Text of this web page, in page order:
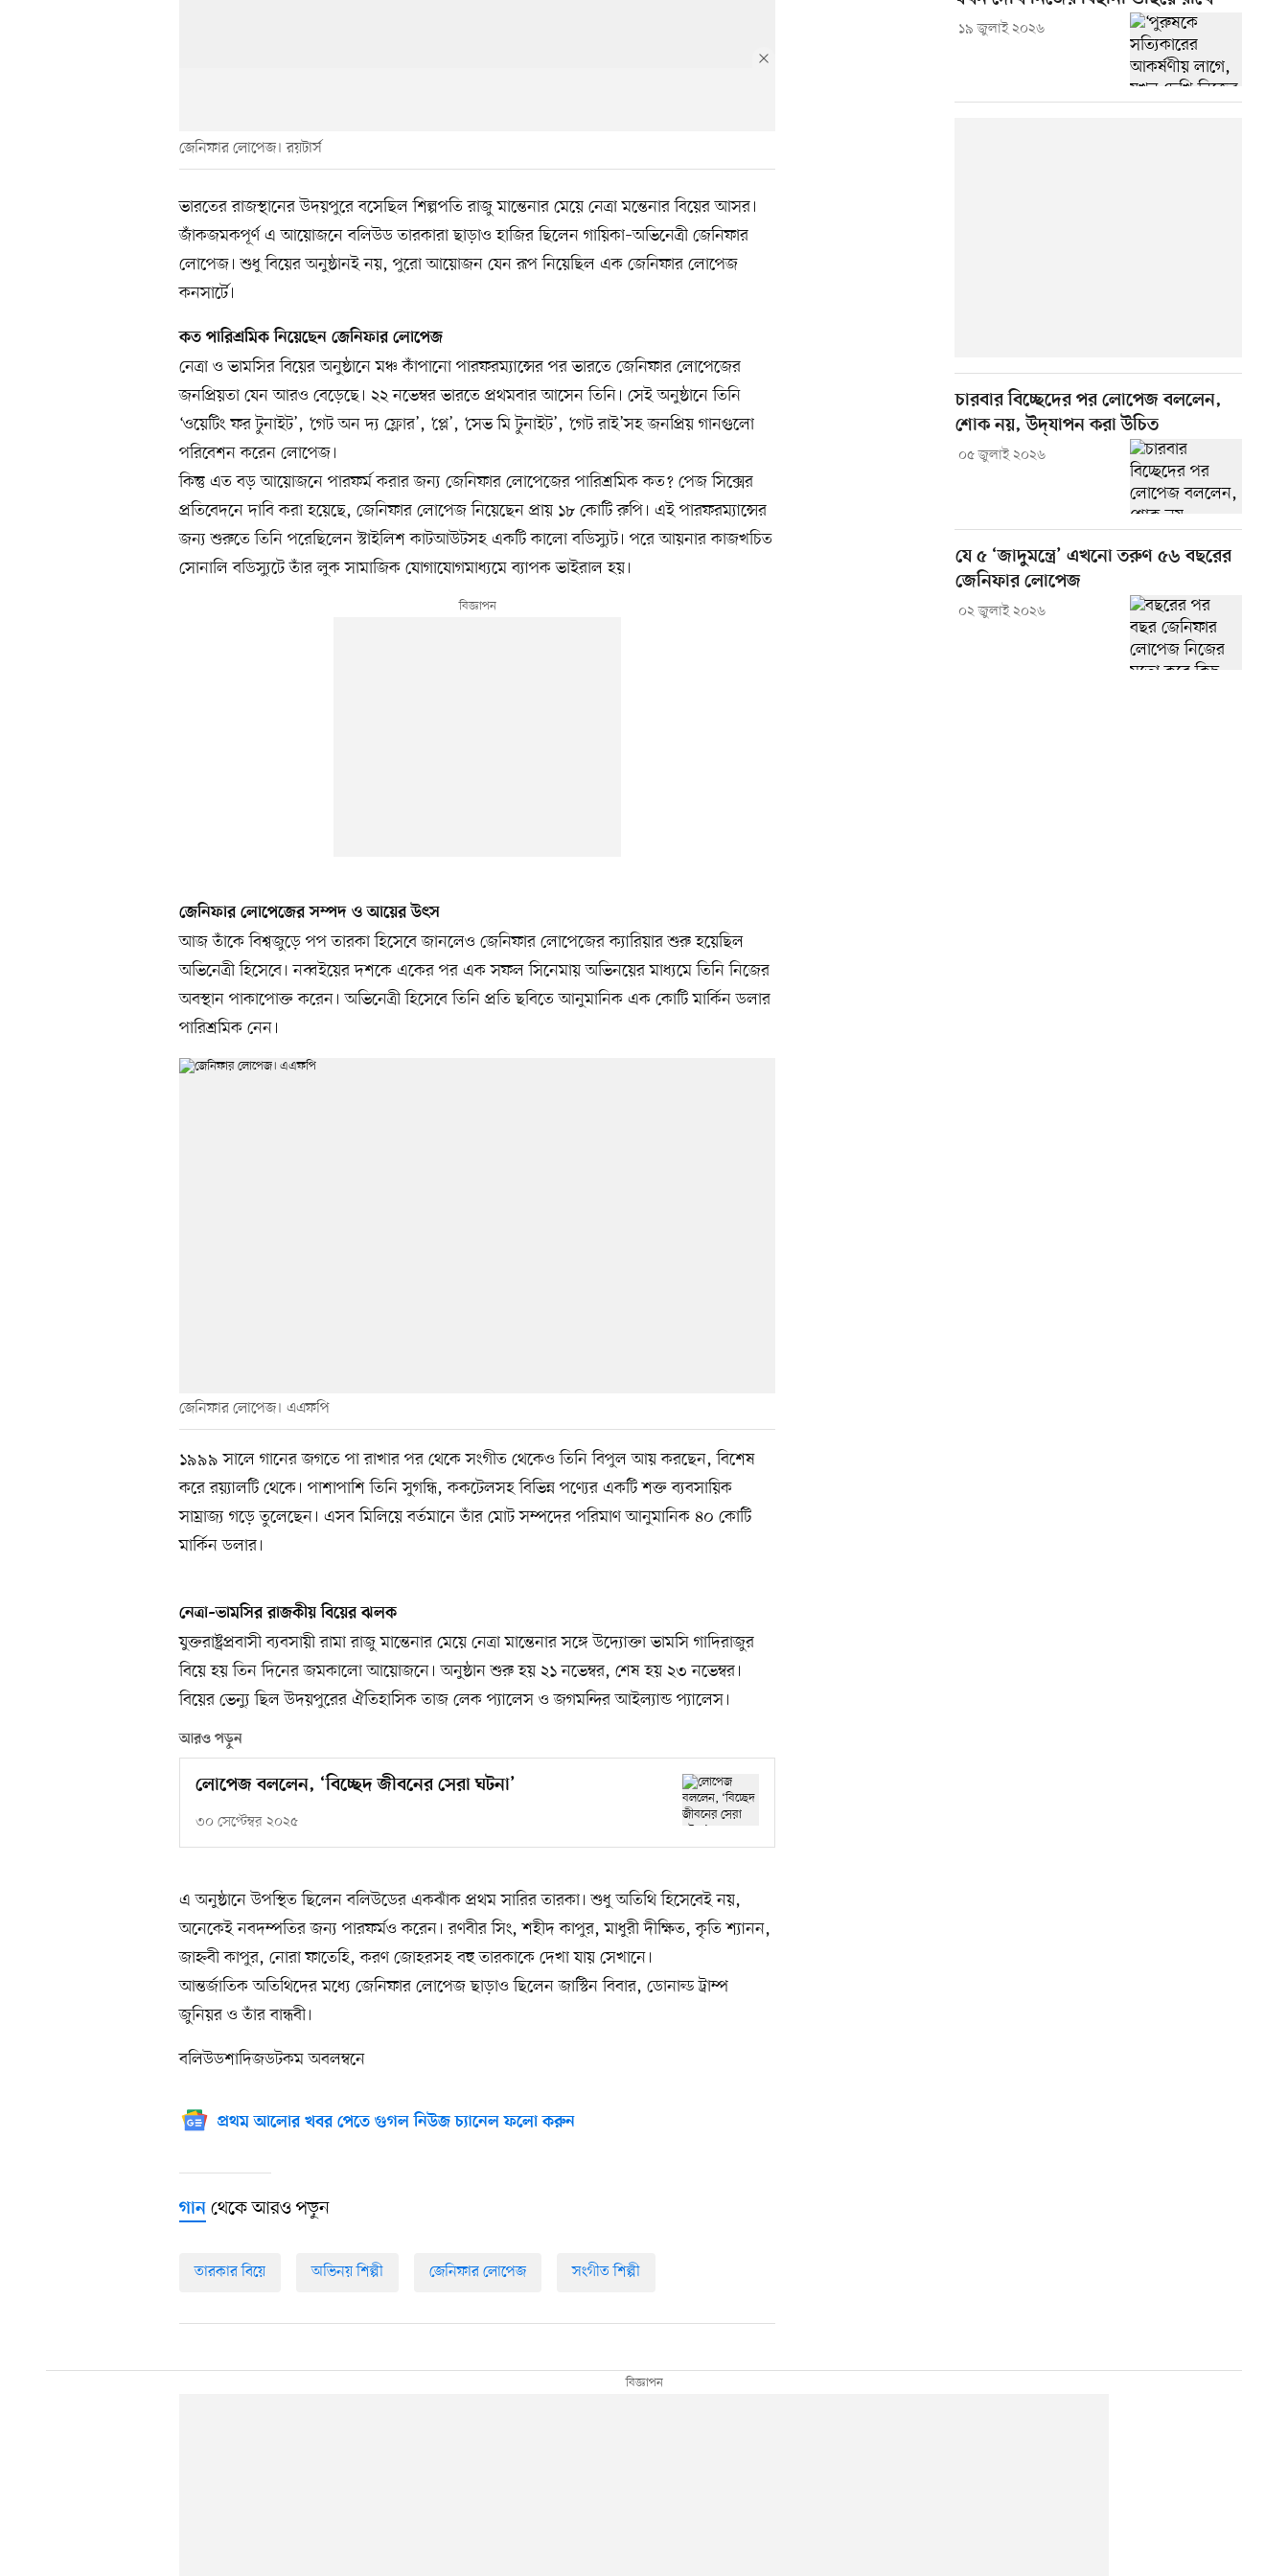
জেনিফার লোপেজ। রয়টার্স
ভারতের রাজস্থানের উদয়পুরে বসেছিল শিল্পপতি রাজু মান্তেনার মেয়ে নেত্রা মন্তেনার বিয়ের আসর।
জাঁকজমকপূর্ণ এ আয়োজনে বলিউড তারকারা ছাড়াও হাজির ছিলেন গায়িকা–অভিনেত্রী জেনিফার
লোপেজ। শুধু বিয়ের অনুষ্ঠানই নয়, পুরো আয়োজন যেন রূপ নিয়েছিল এক জেনিফার লোপেজ
কনসার্টে।
কত পারিশ্রমিক নিয়েছেন জেনিফার লোপেজ
নেত্রা ও ভামসির বিয়ের অনুষ্ঠানে মঞ্চ কাঁপানো পারফরম্যান্সের পর ভারতে জেনিফার লোপেজের
জনপ্রিয়তা যেন আরও বেড়েছে। ২২ নভেম্বর ভারতে প্রথমবার আসেন তিনি। সেই অনুষ্ঠানে তিনি
‘ওয়েটিং ফর টুনাইট’, ‘গেট অন দ্য ফ্লোর’, ‘প্লে’, ‘সেভ মি টুনাইট’, ‘গেট রাই’সহ জনপ্রিয় গানগুলো
পরিবেশন করেন লোপেজ।
কিন্তু এত বড় আয়োজনে পারফর্ম করার জন্য জেনিফার লোপেজের পারিশ্রমিক কত? পেজ সিক্সের
প্রতিবেদনে দাবি করা হয়েছে, জেনিফার লোপেজ নিয়েছেন প্রায় ১৮ কোটি রুপি। এই পারফরম্যান্সের
জন্য শুরুতে তিনি পরেছিলেন স্টাইলিশ কাটআউটসহ একটি কালো বডিস্যুট। পরে আয়নার কাজখচিত
সোনালি বডিস্যুটে তাঁর লুক সামাজিক যোগাযোগমাধ্যমে ব্যাপক ভাইরাল হয়।
জেনিফার লোপেজের সম্পদ ও আয়ের উৎস
আজ তাঁকে বিশ্বজুড়ে পপ তারকা হিসেবে জানলেও জেনিফার লোপেজের ক্যারিয়ার শুরু হয়েছিল
অভিনেত্রী হিসেবে। নব্বইয়ের দশকে একের পর এক সফল সিনেমায় অভিনয়ের মাধ্যমে তিনি নিজের
অবস্থান পাকাপোক্ত করেন। অভিনেত্রী হিসেবে তিনি প্রতি ছবিতে আনুমানিক এক কোটি মার্কিন ডলার
পারিশ্রমিক নেন।
জেনিফার লোপেজ। এএফপি
১৯৯৯ সালে গানের জগতে পা রাখার পর থেকে সংগীত থেকেও তিনি বিপুল আয় করছেন, বিশেষ
করে রয়্যালটি থেকে। পাশাপাশি তিনি সুগন্ধি, ককটেলসহ বিভিন্ন পণ্যের একটি শক্ত ব্যবসায়িক
সাম্রাজ্য গড়ে তুলেছেন। এসব মিলিয়ে বর্তমানে তাঁর মোট সম্পদের পরিমাণ আনুমানিক ৪০ কোটি
মার্কিন ডলার।
নেত্রা–ভামসির রাজকীয় বিয়ের ঝলক
যুক্তরাষ্ট্রপ্রবাসী ব্যবসায়ী রামা রাজু মান্তেনার মেয়ে নেত্রা মান্তেনার সঙ্গে উদ্যোক্তা ভামসি গাদিরাজুর
বিয়ে হয় তিন দিনের জমকালো আয়োজনে। অনুষ্ঠান শুরু হয় ২১ নভেম্বর, শেষ হয় ২৩ নভেম্বর।
বিয়ের ভেন্যু ছিল উদয়পুরের ঐতিহাসিক তাজ লেক প্যালেস ও জগমন্দির আইল্যান্ড প্যালেস।
আরও পড়ুন
লোপেজ বললেন, ‘বিচ্ছেদ জীবনের সেরা ঘটনা’
৩০ সেপ্টেম্বর ২০২৫
এ অনুষ্ঠানে উপস্থিত ছিলেন বলিউডের একঝাঁক প্রথম সারির তারকা। শুধু অতিথি হিসেবেই নয়,
অনেকেই নবদম্পতির জন্য পারফর্মও করেন। রণবীর সিং, শহীদ কাপুর, মাধুরী দীক্ষিত, কৃতি শ্যানন,
জাহ্নবী কাপুর, নোরা ফাতেহি, করণ জোহরসহ বহু তারকাকে দেখা যায় সেখানে।
আন্তর্জাতিক অতিথিদের মধ্যে জেনিফার লোপেজ ছাড়াও ছিলেন জাস্টিন বিবার, ডোনাল্ড ট্রাম্প
জুনিয়র ও তাঁর বান্ধবী।
বলিউডশাদিজডটকম অবলম্বনে
প্রথম আলোর খবর পেতে গুগল নিউজ চ্যানেল ফলো করুন
গান থেকে আরও পড়ুন
তারকার বিয়ে অভিনয় শিল্পী জেনিফার লোপেজ সংগীত শিল্পী
১৯ জুলাই ২০২৬
চারবার বিচ্ছেদের পর লোপেজ বললেন,
শোক নয়, উদ্‌যাপন করা উচিত
০৫ জুলাই ২০২৬
যে ৫ ‘জাদুমন্ত্রে’ এখনো তরুণ ৫৬ বছরের
জেনিফার লোপেজ
০২ জুলাই ২০২৬